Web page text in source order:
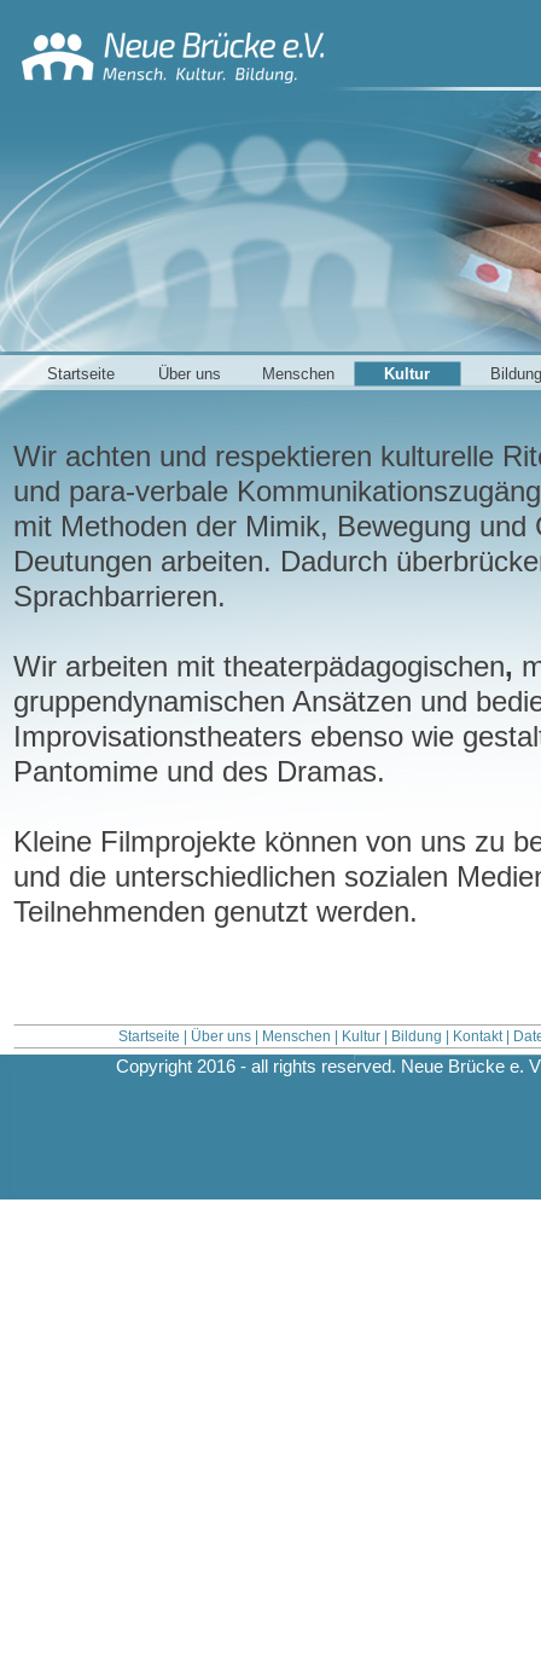
Startseite Über uns Menschen Kultur Bildung
Wir achten und respektieren kulturelle
und para-verbale
mit Methoden der Mimik, Bewegung
Deutungen arbeiten. Dadurch
Sprachbarrieren.
Wir arbeiten mit theaterpädagogischen,
gruppendynamischen Ansätzen und
Improvisationstheaters ebenso wie
Pantomime und des Dramas.
Kleine Filmprojekte können von uns zu
und die unterschiedlichen sozialen
Teilnehmenden genutzt werden.
Startseite Über uns| Menschen Kultur| Bildung Kontakt|
Copyright 2016 - all rights reserved. Neue Brücke